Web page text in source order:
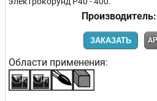
Производитель:
ЗАКАЗАТЬ
Области применения: